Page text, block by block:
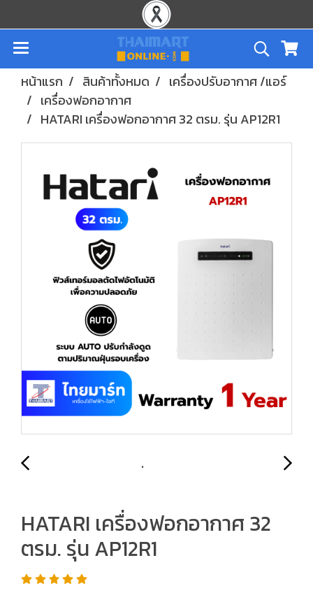
หน้าแรก สินค้าทั้งหมด
เครื่องปรับอากาศ /แอร์
เครื่องฟอกอากาศ
HATARI เครื่องฟอกอากาศ 32 ตรม. รุ่น AP12R1
HATARI เครื่องฟอกอากาศ 32
ตรม. รุ่น AP12R1